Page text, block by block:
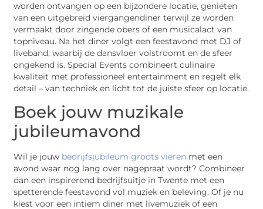
worden ontvangen op een bijzondere locatie, genieten
van een uitgebreid viergangendiner terwijl ze worden
vermaakt door zingende obers of een musicalact van
topniveau. Na het diner volgt een feestavond met DJ of
liveband, waarbij de dansvloer volstroomt en de sfeer
ongekend is. Special Events combineert culinaire
kwaliteit met professioneel entertainment en regelt elk
detail – van techniek en licht tot de juiste sfeer op locatie.
Boek jouw muzikale
jubileumavond
Wil je jouw bedrijfsjubileum groots vieren met een
avond waar nog lang over nagepraat wordt? Combineer
dan een inspirerend bedrijfsuitje in Twente met een
spetterende feestavond vol muziek en beleving. Of je nu
kiest voor een intiem diner met livemuziek of een